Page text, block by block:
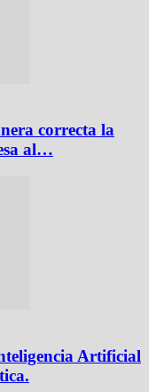
correcta la
al…
Artificial